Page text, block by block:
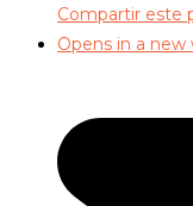
Compartir este
Opens in a new